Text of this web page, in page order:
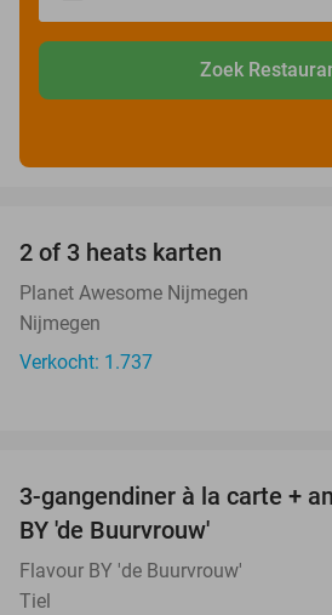
Zoek
2 of 3 heats karten
Planet Awesome Nijmegen
Nijmegen
Verkocht: 1.737
3-gangendiner à la carte +
BY 'de Buurvrouw'
Flavour BY 'de Buurvrouw'
Tiel